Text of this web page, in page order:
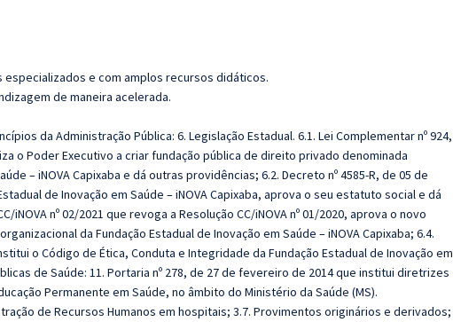
e com amplos recursos didáticos.
de maneira acelerada.
da Administração Pública: 6. Legislação Estadual. 6.1. Lei Complementar nº 924,
o Poder Executivo a criar fundação pública de direito privado denominada
– iNOVA Capixaba e dá outras providências; 6.2. Decreto nº 4585-R, de 05 de
de Inovação em Saúde – iNOVA Capixaba, aprova o seu estatuto social e dá
iNOVA nº 02/2021 que revoga a Resolução CC/iNOVA nº 01/2020, aprova o novo
da Fundação Estadual de Inovação em Saúde – iNOVA Capixaba; 6.4.
o Código de Ética, Conduta e Integridade da Fundação Estadual de Inovação em
de Saúde: 11. Portaria nº 278, de 27 de fevereiro de 2014 que institui diretrizes
Permanente em Saúde, no âmbito do Ministério da Saúde (MS).
de Recursos Humanos em hospitais; 3.7. Provimentos originários e derivados;